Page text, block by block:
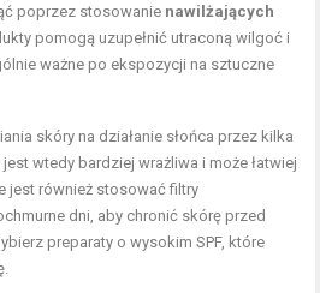
poprzez stosowanie nawilżających
pomogą uzupełnić utraconą wilgoć i
ważne po ekspozycji na sztuczne
skóry na działanie słońca przez kilka
wtedy bardziej wrażliwa i może łatwiej
jest również stosować filtry
dni, aby chronić skórę przed
preparaty o wysokim SPF, które